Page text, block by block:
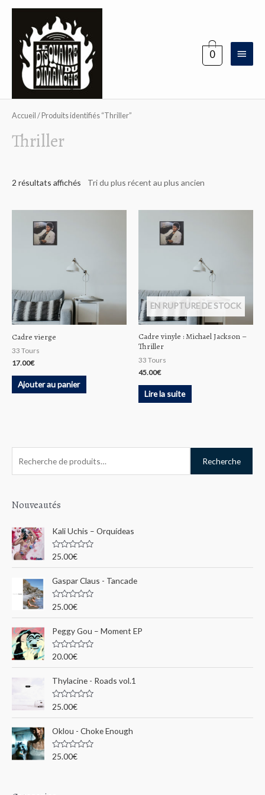
Menu
0
h
r
c
h
u
r
:
Recherche
Nouveautés
Kali Uchis – Orquídeas
N
e
0
s
r
5
25.00€
Gaspar Claus - Tancade
N
t
e
0
s
r
5
25.00€
Peggy Gou ‎– Moment EP
N
e
0
s
r
5
20.00€
Thylacine - Roads vol.1
N
t
e
0
s
r
25.00€
Oklou - Choke Enough
N
25.00€
Accueil / Produits identifiés “Thriller”
Thriller
2 résultats affichés
Cadre vierge
33 Tours
17.00€
Ajouter au panier
EN RUPTURE DE STOCK
Cadre vinyle : Michael Jackson –
Thriller
33 Tours
45.00€
Lire la suite